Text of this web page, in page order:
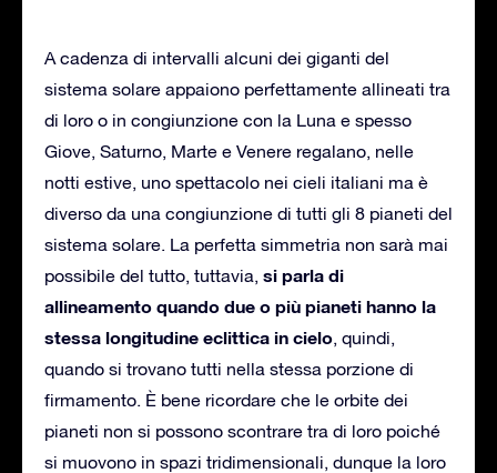
A cadenza di intervalli alcuni dei giganti del
sistema solare appaiono perfettamente allineati tra
di loro o in congiunzione con la Luna e spesso
Giove, Saturno, Marte e Venere regalano, nelle
notti estive, uno spettacolo nei cieli italiani ma è
diverso da una congiunzione di tutti gli 8 pianeti del
sistema solare. La perfetta simmetria non sarà mai
possibile del tutto, tuttavia, si parla di
allineamento quando due o più pianeti hanno la
stessa longitudine eclittica in cielo, quindi,
quando si trovano tutti nella stessa porzione di
firmamento. È bene ricordare che le orbite dei
pianeti non si possono scontrare tra di loro poiché
si muovono in spazi tridimensionali, dunque la loro